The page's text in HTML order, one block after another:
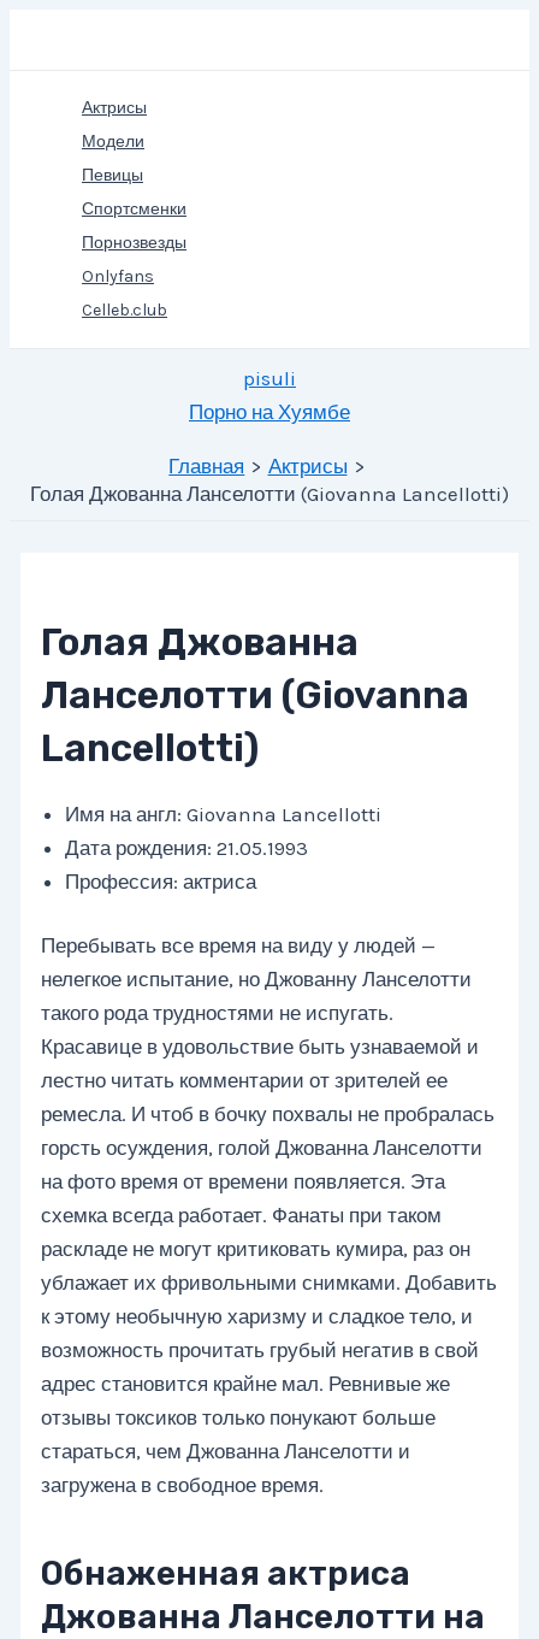
Актрисы
Модели
Певицы
Спортсменки
Порнозвезды
Onlyfans
Celleb.club
pisuli
Порно на Хуямбе
Главная
Актрисы
Голая Джованна Ланселотти (Giovanna Lancellotti)
Голая Джованна
Ланселотти (Giovanna
Lancellotti)
Имя на англ: Giovanna Lancellotti
Дата рождения: 21.05.1993
Профессия: актриса
Перебывать все время на виду у людей —
нелегкое испытание, но Джованну Ланселотти
такого рода трудностями не испугать.
Красавице в удовольствие быть узнаваемой и
лестно читать комментарии от зрителей ее
ремесла. И чтоб в бочку похвалы не пробралась
горсть осуждения, голой Джованна Ланселотти
на фото время от времени появляется. Эта
схемка всегда работает. Фанаты при таком
раскладе не могут критиковать кумира, раз он
ублажает их фривольными снимками. Добавить
к этому необычную харизму и сладкое тело, и
возможность прочитать грубый негатив в свой
адрес становится крайне мал. Ревнивые же
отзывы токсиков только понукают больше
стараться, чем Джованна Ланселотти и
загружена в свободное время.
Обнаженная актриса
Джованна Ланселотти на